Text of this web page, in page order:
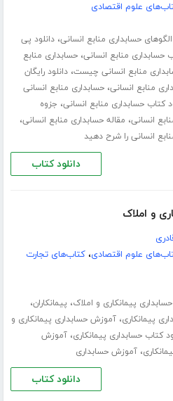
علوم اقتصادی
الگوهای حسابداری منابع انسانی،دانلود پی
منابع انسانی،حسابداری منابع
منابع انسانی چیست،دانلود رایگان
منابع انسانی،حسابداری منابع انسانی
کتاب حسابداری منابع انسانی، جزوه
انسانی، مقاله حسابداری منابع انسانی،
انسانی را شرح دهید
دانلود کتاب
و املاک
علوم اقتصادی،کتاب‌های تجارت
حسابداری پیمانکاری و املاک، پیمانکاران،
پیمانکاری،آموزش حسابداری پیمانکاری و
کتاب حسابداری پیمانکاری،آموزش
،آموزش حسابداری
دانلود کتاب